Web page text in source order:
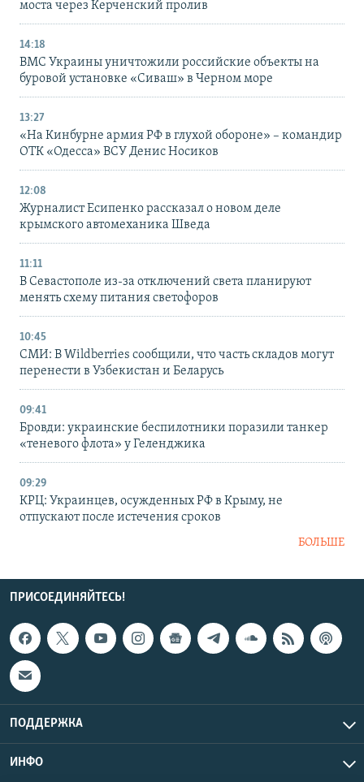
моста через Керченский пролив
14:18
ВМС Украины уничтожили российские объекты на
буровой установке «Сиваш» в Черном море
13:27
«На Кинбурне армия РФ в глухой обороне» – командир
ОТК «Одесса» ВСУ Денис Носиков
12:08
Журналист Есипенко рассказал о новом деле
крымского автомеханика Шведа
11:11
В Севастополе из-за отключений света планируют
менять схему питания светофоров
10:45
СМИ: В Wildberries сообщили, что часть складов могут
перенести в Узбекистан и Беларусь
09:41
Бровди: украинские беспилотники поразили танкер
«теневого флота» у Геленджика
09:29
КРЦ: Украинцев, осужденных РФ в Крыму, не
отпускают после истечения сроков
БОЛЬШЕ
ПРИСОЕДИНЯЙТЕСЬ!
ПОДДЕРЖКА
ИНФО